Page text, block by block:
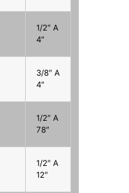
1/2″ A
4″
3/8″ A
4″
1/2″ A
78″
1/2″ A
12″